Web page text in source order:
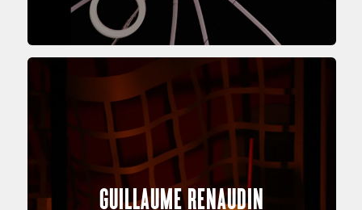
GUILLAUME RENAUDIN